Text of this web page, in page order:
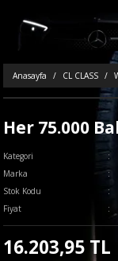
Anasayfa CL CLASS
Her 75.000
Kategori
Marka
Stok Kodu
Fiyat
16.203,95 TL